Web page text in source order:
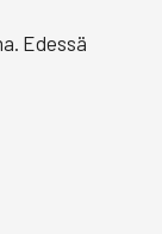
Edessä